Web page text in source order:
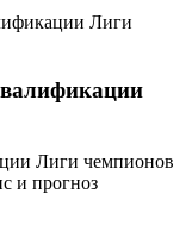
Лиги
Лиги чемпионов
и прогноз